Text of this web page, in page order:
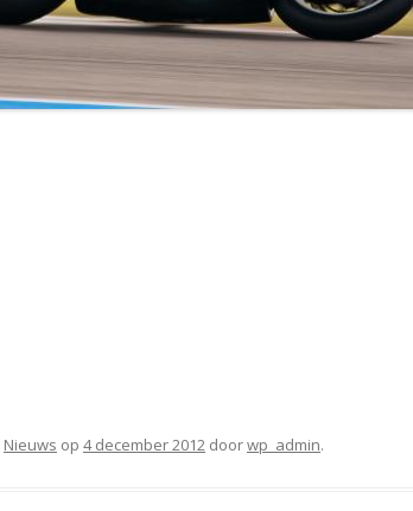
Nieuws op 4 december 2012 doorwp_admin.